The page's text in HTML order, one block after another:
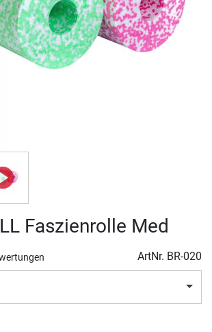
Faszienrolle Med
ArtNr. BR-020